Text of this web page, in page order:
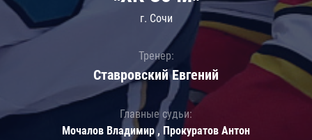
г. Сочи
Тренер:
Ставровский Евгений
Главные судьи:
Мочалов Владимир , Прокуратов Антон